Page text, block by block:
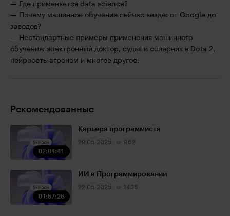
— Где применяется data science?
— Почему машинное обучение сейчас везде: от Google до
заводов?
— Нестандартные примеры применения машинного
обучения: электронный доктор, судья и соперник в Dota 2,
нейросеть-агроном и многое другое.
Рекомендованные
02:04:41
Карьера программиста
29.05.2025 962
01:57:26
ИИ в Программировании
22.05.2025 1436